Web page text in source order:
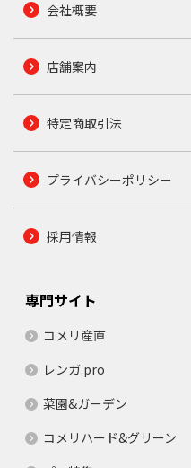
会社概要
店舗案内
特定商取引法
プライバシーポリシー
採用情報
専門サイト
コメリ産直
レンガ.pro
菜園&ガーデン
コメリハード&グリーン